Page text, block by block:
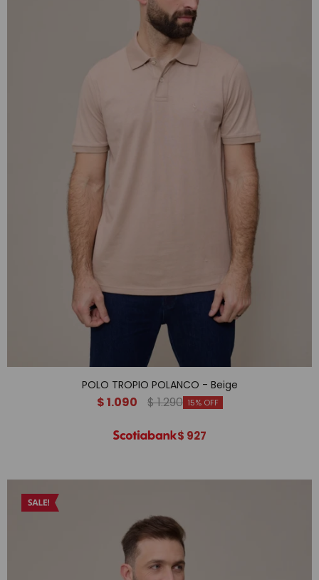
POLO TROPIO POLANCO - Beige
$1.090 $1.290 15
$ 927